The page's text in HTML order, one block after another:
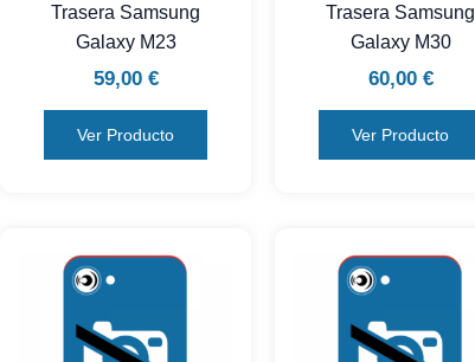
Trasera Samsung
Galaxy M23
59,00 €
Ver Producto
Trasera Samsung
Galaxy M30
60,00 €
Ver Producto